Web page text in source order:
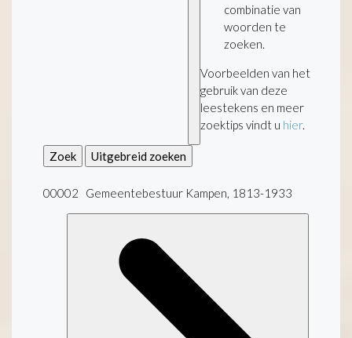
combinatie van
woorden te
zoeken.
Voorbeelden van het
gebruik van deze
leestekens en meer
zoektips vindt u hier.
Zoek Uitgebreid zoeken
00002 Gemeentebestuur Kampen, 1813-1933